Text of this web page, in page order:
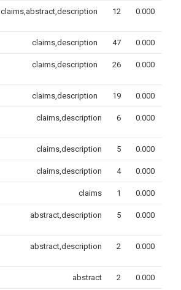
claims,abstract,description 12 0.000
claims,description 47 0.000
claims,description 26 0.000
claims,description 19 0.000
claims,description 6 0.000
claims,description 5 0.000
claims,description 4 0.000
claims 1 0.000
abstract,description 5 0.000
abstract,description 2 0.000
abstract 2 0.000